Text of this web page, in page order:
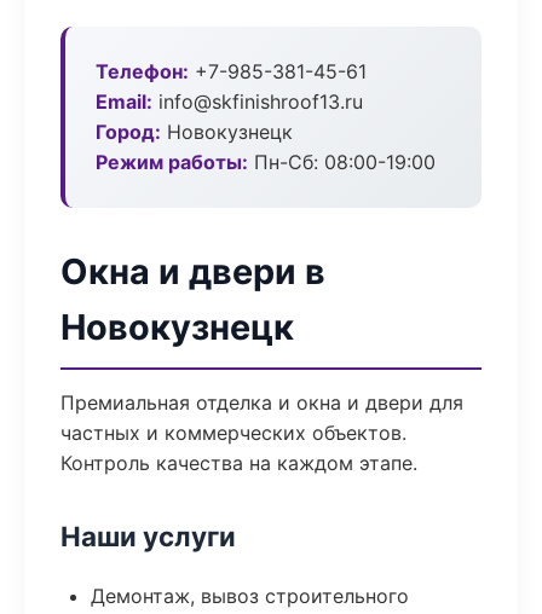
Телефон: +7-985-381-45-61
Email: info@skfinishroof13.ru
Город: Новокузнецк
Режим работы: Пн-Сб: 08:00-19:00
Окна и двери в
Новокузнецк
Премиальная отделка и окна и двери для
частных и коммерческих объектов.
Контроль качества на каждом этапе.
Наши услуги
Демонтаж, вывоз строительного